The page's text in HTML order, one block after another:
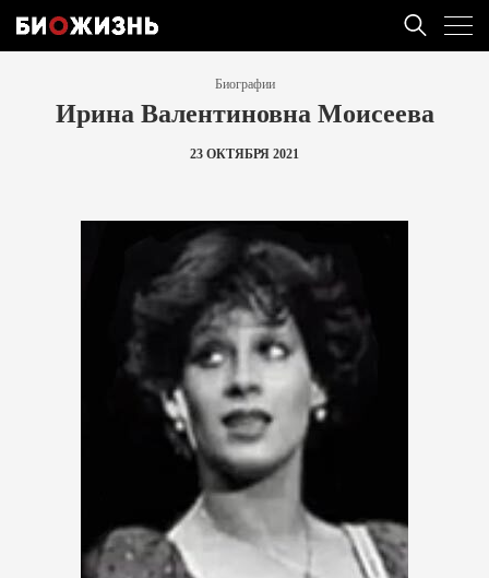
Биографии
Ирина Валентиновна Моисеева
23 ОКТЯБРЯ 2021